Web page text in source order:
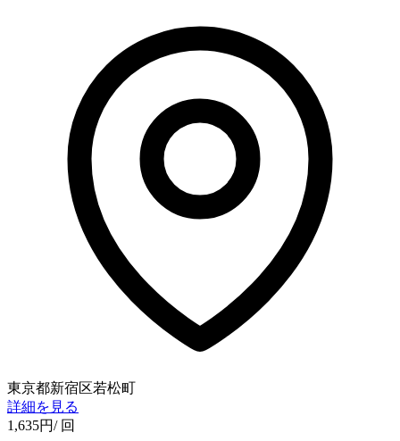
東京都新宿区若松町
詳細を見る
1,635円/ 回